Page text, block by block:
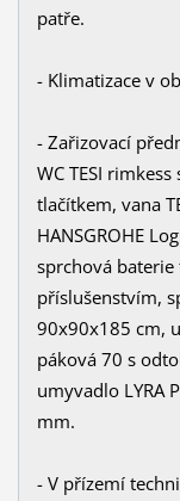
patře.
- Klimatizace v
- Zařizovací
WC TESI
tlačítkem, vana
HANSGROHE
sprchová
příslušenstvím,
90x90x185 cm,
páková 70 s
umyvadlo LYRA
mm.
- V přízemí